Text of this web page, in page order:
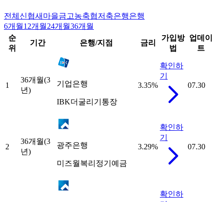
전체 신협새마을금고농축협저축은행은행
6개월12개월24개월36개월
순
위
기간 은행/지점 금리
가입방
법
업데이
트
1
36개월(3
년)
기업은행
IBK더굴리기통장
3.35%
확인하
기
07.30
2
36개월(3
년)
광주은행
미즈월복리정기예금
3.29%
확인하
기
07.30
확인하